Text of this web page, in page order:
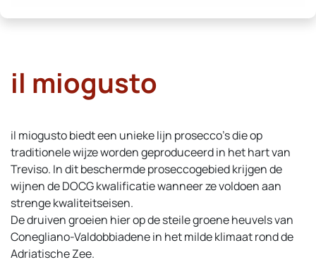
il miogusto
il miogusto biedt een unieke lijn prosecco’s die op
traditionele wijze worden geproduceerd in het hart van
Treviso. In dit beschermde proseccogebied krijgen de
wijnen de DOCG kwalificatie wanneer ze voldoen aan
strenge kwaliteitseisen.
De druiven groeien hier op de steile groene heuvels van
Conegliano-Valdobbiadene in het milde klimaat rond de
Adriatische Zee.